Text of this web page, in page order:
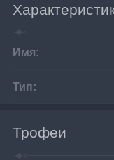
Имя:
Тип:
Трофеи